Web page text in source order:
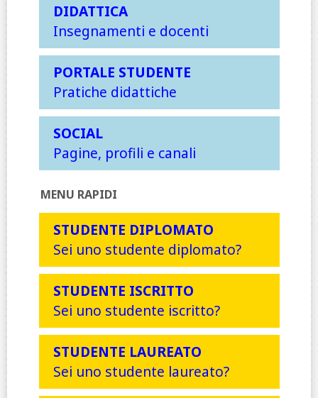
DIDATTICA
Insegnamenti e docenti
PORTALE STUDENTE
Pratiche didattiche
SOCIAL
Pagine, profili e canali
MENU RAPIDI
STUDENTE DIPLOMATO
Sei uno studente diplomato?
STUDENTE ISCRITTO
Sei uno studente iscritto?
STUDENTE LAUREATO
Sei uno studente laureato?